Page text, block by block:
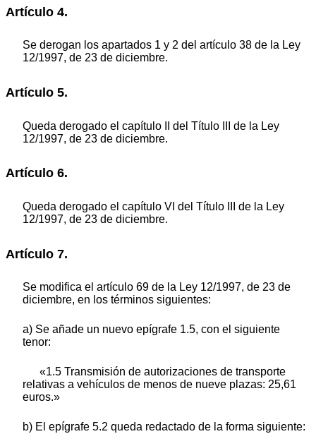
Artículo 4.
Se derogan los apartados 1 y 2 del artículo 38 de la Ley
12/1997, de 23 de diciembre.
Artículo 5.
Queda derogado el capítulo II del Título III de la Ley
12/1997, de 23 de diciembre.
Artículo 6.
Queda derogado el capítulo VI del Título III de la Ley
12/1997, de 23 de diciembre.
Artículo 7.
Se modifica el artículo 69 de la Ley 12/1997, de 23 de
diciembre, en los términos siguientes:
a) Se añade un nuevo epígrafe 1.5, con el siguiente
tenor:
«1.5 Transmisión de autorizaciones de transporte
relativas a vehículos de menos de nueve plazas: 25,61
euros.»
b) El epígrafe 5.2 queda redactado de la forma siguiente: